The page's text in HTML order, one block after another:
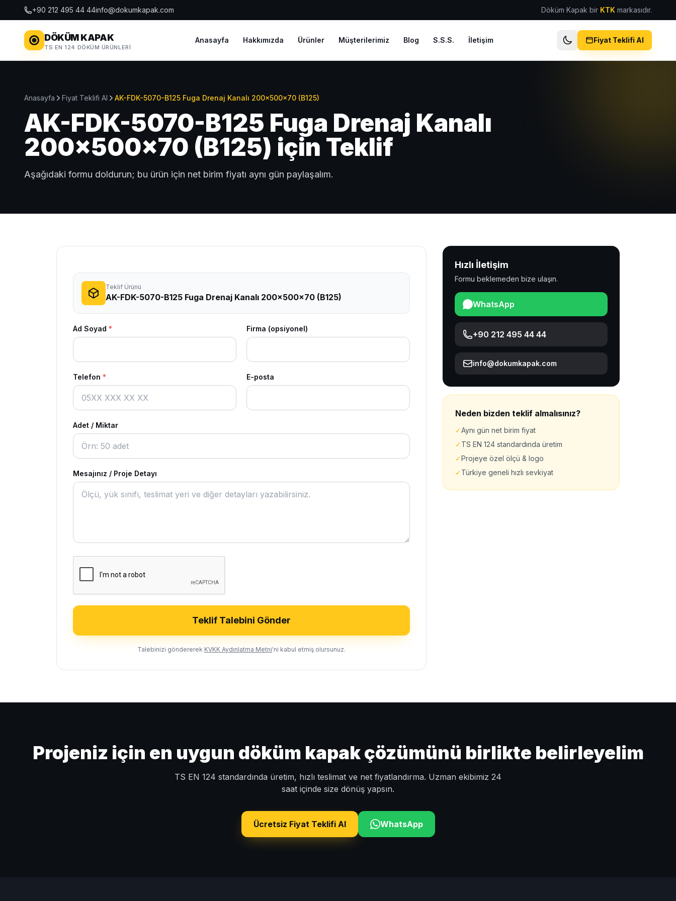
+90 212 495 44 44info@dokumkapak.com Döküm Kapak bir KTK markasıdır.
DÖKÜM KAPAK
TS EN 124 DÖKÜM ÜRÜNLERI
Anasayfa Hakkımızda Ürünler Müşterilerimiz Blog S.S.S. İletişim Fiyat Teklifi Al
Anasayfa Fiyat Teklifi Al AK-FDK-5070-B125 Fuga Drenaj Kanalı 200x500x70 (B125)
AK-FDK-5070-B125 Fuga Drenaj Kanalı
200x500x70 (B125) için Teklif
Aşağıdaki formu doldurun; bu ürün için net birim fiyatı aynı gün paylaşalım.
Teklif Ürünü
AK-FDK-5070-B125 Fuga Drenaj Kanalı 200x500x70 (B125)
Ad Soyad * Firma (opsiyonel)
Telefon * E-posta
Adet / Miktar
Mesajınız / Proje Detayı
Teklif Talebini Gönder
Talebinizi göndererek KVKK Aydınlatma Metni'ni kabul etmiş olursunuz.
Hızlı İletişim
Formu beklemeden bize ulaşın.
WhatsApp
+90 212 495 44 44
info@dokumkapak.com
Neden bizden teklif almalısınız?
✓Aynı gün net birim fiyat
✓TS EN 124 standardında üretim
✓Projeye özel ölçü & logo
✓Türkiye geneli hızlı sevkiyat
Projeniz için en uygun döküm kapak çözümünü birlikte belirleyelim
TS EN 124 standardında üretim, hızlı teslimat ve net fiyatlandırma. Uzman ekibimiz 24
saat içinde size dönüş yapsın.
Ücretsiz Fiyat Teklifi Al WhatsApp